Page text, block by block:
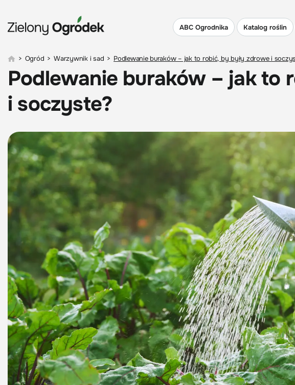
ABC Ogrodnika Katalog roślin
> Ogród > Warzywnik i sad > Podlewanie buraków – jak to robić, by były zdrowe i
Podlewanie buraków – jak to
i soczyste?